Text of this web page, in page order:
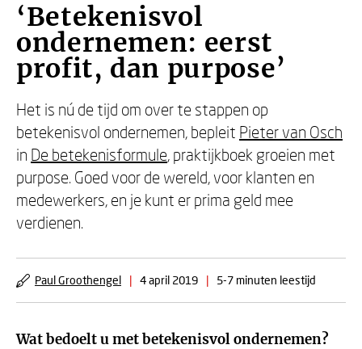
‘Betekenisvol
ondernemen: eerst
profit, dan purpose’
Het is nú de tijd om over te stappen op
betekenisvol ondernemen, bepleit Pieter van Osch
in De betekenisformule, praktijkboek groeien met
purpose. Goed voor de wereld, voor klanten en
medewerkers, en je kunt er prima geld mee
verdienen.
Paul Groothengel | 4 april 2019 | 5-7 minuten leestijd
Wat bedoelt u met betekenisvol ondernemen?